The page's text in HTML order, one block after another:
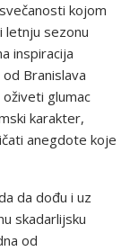
kojom
letnju sezonu
inspiracija
Branislava
glumac
karakter,
anegdote koje
da dođu i uz
skadarlijsku
od